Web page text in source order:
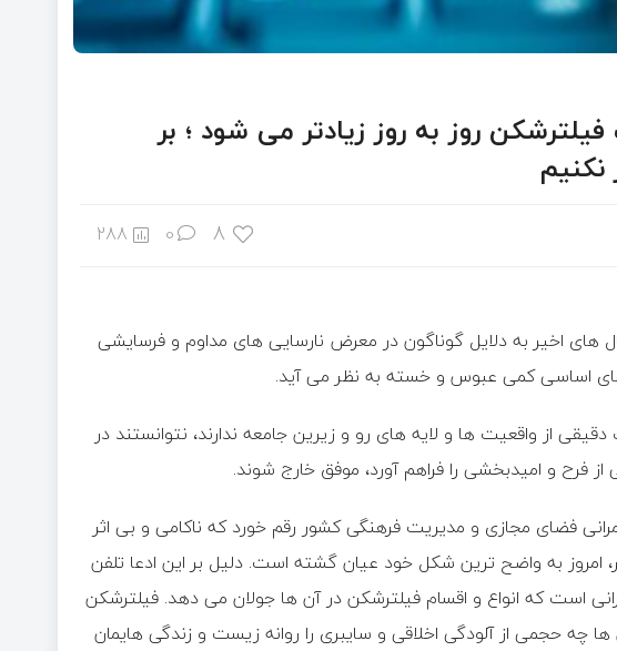
روز به روز زیادتر می شود ؛ بر
8
0
288
های اخیر به دلایل گوناگون در معرض نارسایی های مداوم و فرسایشی
اساسی کمی عبوس و خسته به نظر می آید.
از واقعیت ها و لایه های رو و زیرین جامعه ندارند، نتوانستند در
فرح و امیدبخشی را فراهم آورد، موفق خارج شوند.
فضای مجازی و مدیریت فرهنگی کشور رقم خورد که ناکامی و بی اثر
به واضح ترین شکل خود عیان گشته است. دلیل بر این ادعا تلفن
و شما و یا به عبارتی ۸۵ درصد کاربرانی است که انواع و اقسام فیلترشکن در آن ها جولان می دهد. فیلترشکن
چه حجمی از آلودگی اخلاقی و سایبری را روانه زیست و زندگی هایمان